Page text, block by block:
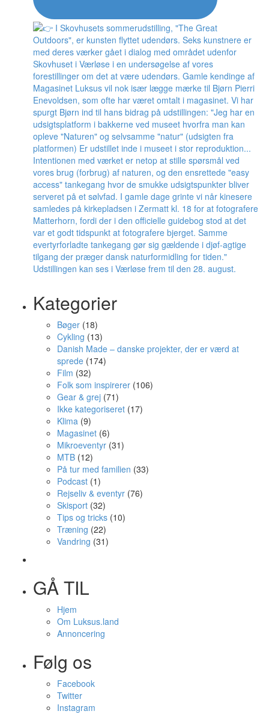
Kategorier
Bøger (18)
Cykling (13)
Danish Made – danske projekter, der er værd at
sprede (174)
Film (32)
Folk som inspirerer (106)
Gear & grej (71)
Ikke kategoriseret (17)
Klima (9)
Magasinet (6)
Mikroeventyr (31)
MTB (12)
På tur med familien (33)
Podcast (1)
Rejseliv & eventyr (76)
Skisport (32)
Tips og tricks (10)
Træning (22)
Vandring (31)
GÅ TIL
Hjem
Om Luksus.land
Annoncering
Følg os
Facebook
Twitter
Instagram